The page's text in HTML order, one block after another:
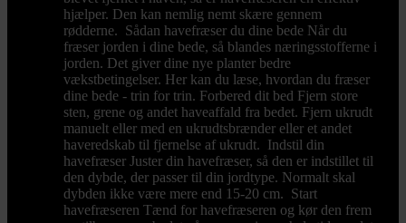
hjælper. Den kan nemlig nemt skære gennem
rødderne. Sådan havefræser du dine bede Når du
fræser jorden i dine bede, så blandes næringsstofferne i
jorden. Det giver dine nye planter bedre
vækstbetingelser. Her kan du læse, hvordan du fræser
dine bede - trin for trin. Forbered dit bed Fjern store
sten, grene og andet haveaffald fra bedet. Fjern ukrudt
manuelt eller med en ukrudtsbrænder eller et andet
haveredskab til fjernelse af ukrudt. Indstil din
havefræser Juster din havefræser, så den er indstillet til
den dybde, der passer til din jordtype. Normalt skal
dybden ikke være mere end 15-20 cm. Start
havefræseren Tænd for havefræseren og kør den frem